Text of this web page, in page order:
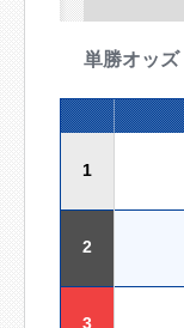
単勝オッズ
1
2
3